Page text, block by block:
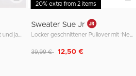
20% extra from 2 items
Sweater Sue Jr
Reduziert von
39,99 € auf
12,50 €